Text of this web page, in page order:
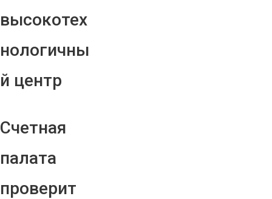
высокотех
нологичны
й центр
Счетная
палата
проверит